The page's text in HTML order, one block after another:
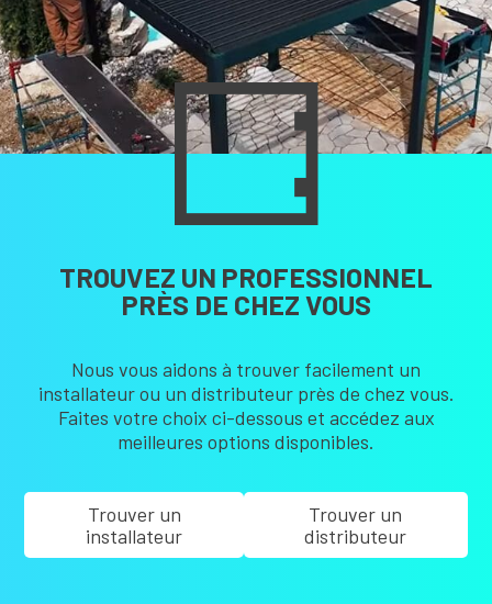
TROUVEZ UN PROFESSIONNEL
PRÈS DE CHEZ VOUS
Nous vous aidons à trouver facilement un
installateur ou un distributeur près de chez vous.
Faites votre choix ci-dessous et accédez aux
meilleures options disponibles.
Trouver un
installateur
Trouver un
distributeur